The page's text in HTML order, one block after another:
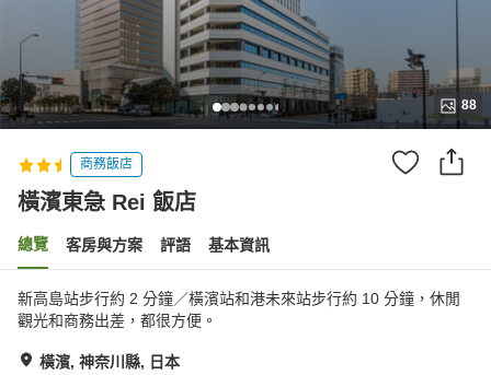
88
商務飯店
橫濱東急 Rei 飯店
總覽 客房與方案 評語 基本資訊
新高島站步行約 2 分鐘／橫濱站和港未來站步行約 10 分鐘，休閒
觀光和商務出差，都很方便。
橫濱, 神奈川縣, 日本